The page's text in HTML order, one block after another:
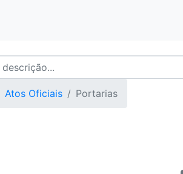
Atos Oficiais Portarias